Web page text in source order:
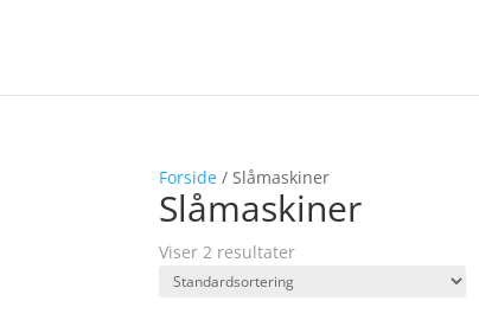
Forside / Slåmaskiner
Slåmaskiner
Viser 2 resultater